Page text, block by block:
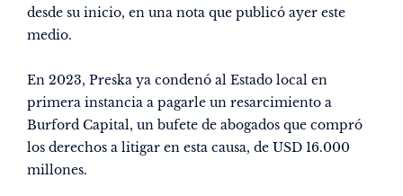
desde su inicio, en una nota que publicó ayer este
medio.
En 2023, Preska ya condenó al Estado local en
primera instancia a pagarle un resarcimiento a
Burford Capital, un bufete de abogados que compró
los derechos a litigar en esta causa, de USD 16.000
millones.